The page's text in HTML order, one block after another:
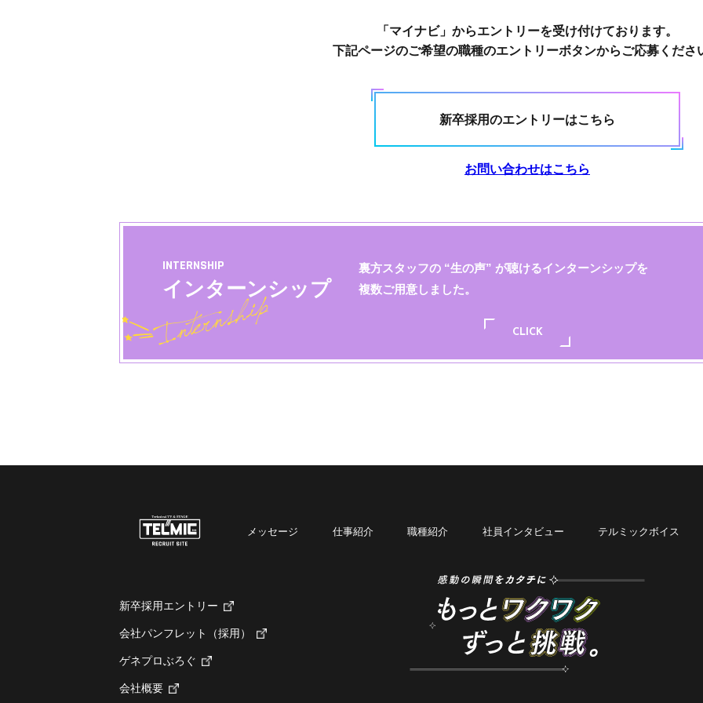
「マイナビ」からエントリーを受け付けております。
下記ページのご希望の職種のエントリーボタンからご応募くださ
新卒採用のエントリーはこちら
お問い合わせはこちら
INTERNSHIP
インターンシップ
裏方スタッフの “生の声” が聴けるインターンシップを
複数ご用意しました。
CLICK
メッセージ 仕事紹介 職種紹介 社員インタビュー テルミックボイス
新卒採用エントリー
会社パンフレット（採用）
ゲネプロぶろぐ
会社概要